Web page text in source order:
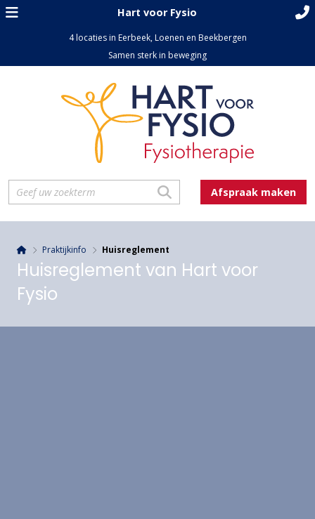
Hart voor Fysio
4 locaties in Eerbeek, Loenen en Beekbergen
Samen sterk in beweging
Afspraak maken
Praktijkinfo Huisreglement
Huisreglement van Hart voor
Fysio